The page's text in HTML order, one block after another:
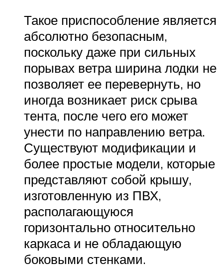
Такое приспособление является
абсолютно безопасным,
поскольку даже при сильных
порывах ветра ширина лодки не
позволяет ее перевернуть, но
иногда возникает риск срыва
тента, после чего его может
унести по направлению ветра.
Существуют модификации и
более простые модели, которые
представляют собой крышу,
изготовленную из ПВХ,
располагающуюся
горизонтально относительно
каркаса и не обладающую
боковыми стенками.